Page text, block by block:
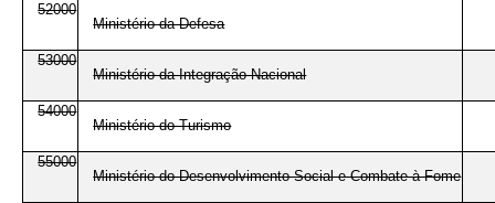
52000
Ministério da Defesa
53000
Ministério da Integração Nacional
54000
Ministério do Turismo
55000
Ministério do Desenvolvimento Social e Combate à Fome